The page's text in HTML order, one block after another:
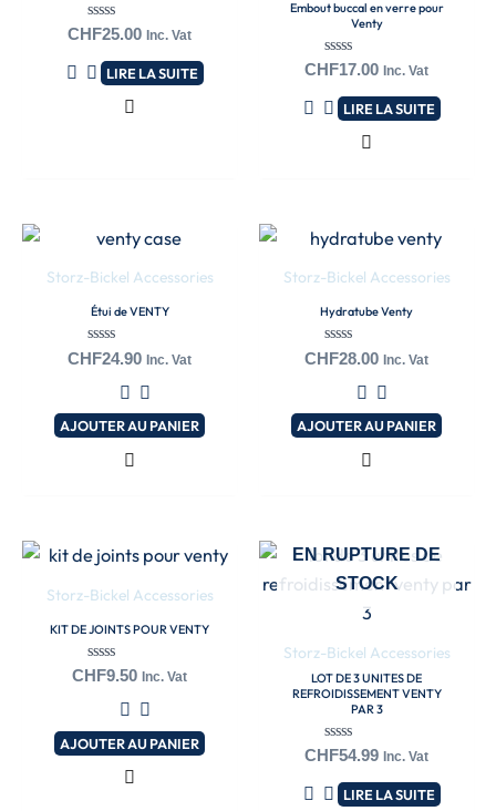
Note
sur
5
CHF25.00 Inc. Vat
LIRE LA SUITE
Embout buccal en verre pour
Venty
Note
sur
5
CHF17.00 Inc. Vat
LIRE LA SUITE
Storz-Bickel Accessories
Étui de VENTY
Note
CHF24.90 Inc. Vat
AJOUTER AU PANIER
Storz-Bickel Accessories
Hydratube Venty
Note
CHF28.00 Inc. Vat
AJOUTER AU PANIER
Storz-Bickel Accessories
KIT DE JOINTS POUR VENTY
Note
CHF9.50 Inc. Vat
AJOUTER AU PANIER
EN RUPTURE DE
STOCK
Storz-Bickel Accessories
LOT DE 3 UNITES DE
REFROIDISSEMENT VENTY
PAR 3
Note
sur
5
CHF54.99 Inc. Vat
LIRE LA SUITE